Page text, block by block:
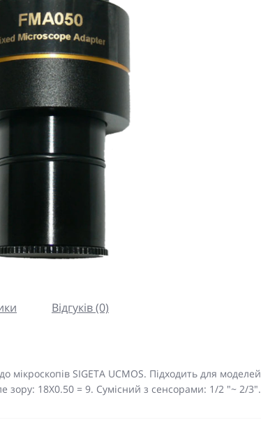
Відгуків (0)
SIGETA UCMOS. Підходить для моделей
зору: 18X0.50 = 9. Сумісний з сенсорами: 1/2 "~ 2/3".